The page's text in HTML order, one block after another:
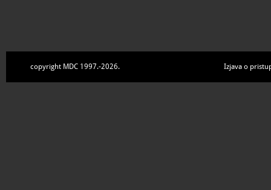
copyright MDC 1997.-2026. Izjava o